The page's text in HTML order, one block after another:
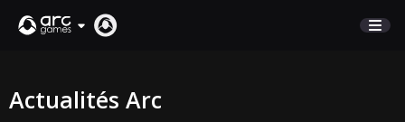
SUPPORT
Actualités Arc